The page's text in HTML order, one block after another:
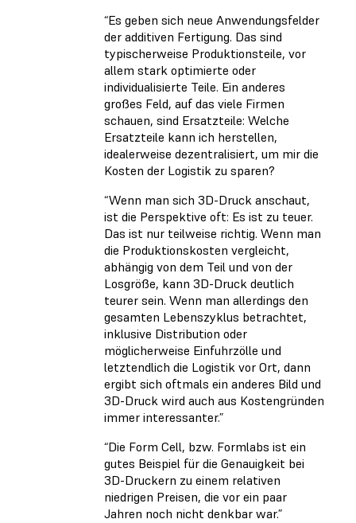
“Es geben sich neue Anwendungsfelder
der additiven Fertigung. Das sind
typischerweise Produktionsteile, vor
allem stark optimierte oder
individualisierte Teile. Ein anderes
großes Feld, auf das viele Firmen
schauen, sind Ersatzteile: Welche
Ersatzteile kann ich herstellen,
idealerweise dezentralisiert, um mir die
Kosten der Logistik zu sparen?
“Wenn man sich 3D-Druck anschaut,
ist die Perspektive oft: Es ist zu teuer.
Das ist nur teilweise richtig. Wenn man
die Produktionskosten vergleicht,
abhängig von dem Teil und von der
Losgröße, kann 3D-Druck deutlich
teurer sein. Wenn man allerdings den
gesamten Lebenszyklus betrachtet,
inklusive Distribution oder
möglicherweise Einfuhrzölle und
letztendlich die Logistik vor Ort, dann
ergibt sich oftmals ein anderes Bild und
3D-Druck wird auch aus Kostengründen
immer interessanter.”
“Die Form Cell, bzw. Formlabs ist ein
gutes Beispiel für die Genauigkeit bei
3D-Druckern zu einem relativen
niedrigen Preisen, die vor ein paar
Jahren noch nicht denkbar war.”